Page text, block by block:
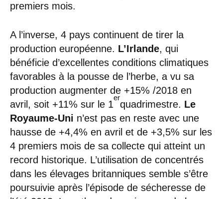
premiers mois.
A l’inverse, 4 pays continuent de tirer la
production européenne. L’Irlande, qui
bénéficie d’excellentes conditions climatiques
favorables à la pousse de l’herbe, a vu sa
production augmenter de +15% /2018 en
avril, soit +11% sur le 1
er
quadrimestre. Le
Royaume-Uni n’est pas en reste avec une
hausse de +4,4% en avril et de +3,5% sur les
4 premiers mois de sa collecte qui atteint un
record historique. L’utilisation de concentrés
dans les élevages britanniques semble s’être
poursuivie après l’épisode de sécheresse de